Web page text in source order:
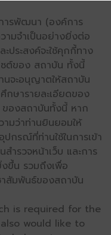
การพัฒนา (องค์การ
มจำเป็นอย่างยิ่งต่อ
ประสงค์จะใช้คุกกี้ทาง
ซต์ของ สถาบัน ทั้งนี้
นจะอนุญาตให้สถาบัน
กษารายละเอียดของ
ของสถาบันทั้งนี้ หาก
มว่าท่านยินยอมให้
กรณ์ที่ท่านใช้ในการเข้า
ำรวจหน้าเว็บ และการ
งขึ้น รวมถึงเพื่อ
าสัมพันธ์ของสถาบัน
is required for the
would like to